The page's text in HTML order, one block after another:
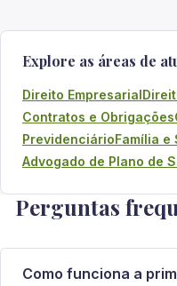
Explore as áreas de
Direito Empresarial
Contratos e Obrigações
PrevidenciárioFamília e
Advogado de Plano de
Perguntas
Como funciona a